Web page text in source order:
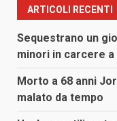
ARTICOLI RECENTI
Sequestrano un
minori in carcere a
Morto a 68 anni
malato da tempo